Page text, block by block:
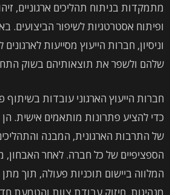
מתמקדות בניתוח תהליכים ארגוניים,
ופיתוח אסטרטגיות לשיפור הביצועים.
וניסיון, חברות הייעוץ מסייעות
שלהם ולשפר את תוצאותיהם בשוק
חברות הייעוץ הארגוני עובדות בשיתוף
כדי להציע פתרונות מותאמים אישית.
של התרבות הארגונית, המבנה
הספציפיים של כל חברה. לאחר האבחון,
המלווה ביישום תוכניות פעולה, תוך